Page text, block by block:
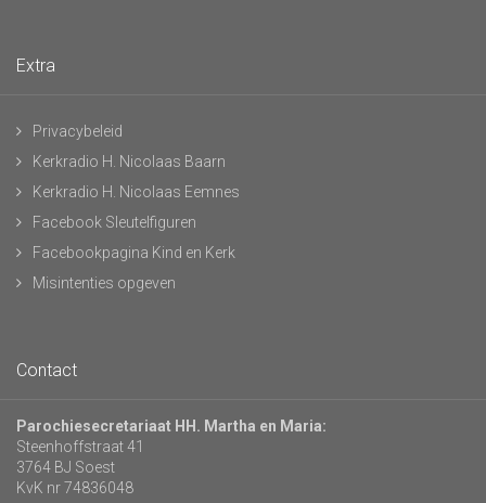
Extra
Privacybeleid
Kerkradio H. Nicolaas Baarn
Kerkradio H. Nicolaas Eemnes
Facebook Sleutelfiguren
Facebookpagina Kind en Kerk
Misintenties opgeven
Contact
Parochiesecretariaat HH. Martha en Maria:
Steenhoffstraat 41
3764 BJ Soest
KvK nr 74836048